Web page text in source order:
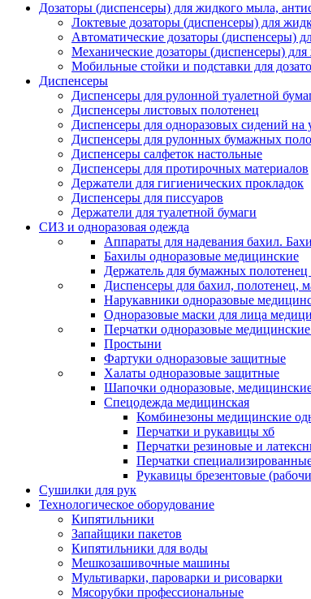
Дозаторы (диспенсеры) для жидкого мыла,
Локтевые дозаторы (диспенсеры) для
Автоматические дозаторы (диспенсеры)
Механические дозаторы (диспенсеры)
Мобильные стойки и подставки для
Диспенсеры
Диспенсеры для рулонной туалетной
Диспенсеры листовых полотенец
Диспенсеры для одноразовых сидений на
Диспенсеры для рулонных бумажных
Диспенсеры салфеток настольные
Диспенсеры для протирочных материалов
Держатели для гигиенических прокладок
Диспенсеры для писсуаров
Держатели для туалетной бумаги
СИЗ и одноразовая одежда
Аппараты для надевания бахил.
Бахилы одноразовые медицинские
Держатель для бумажных
Диспенсеры для бахил, полотенец,
Нарукавники одноразовые
Одноразовые маски для лица
Перчатки одноразовые
Простыни
Фартуки одноразовые защитные
Халаты одноразовые защитные
Шапочки одноразовые,
Спецодежда медицинская
Комбинезоны медицинские
Перчатки и рукавицы хб
Перчатки резиновые и
Перчатки
Рукавицы брезентовые
Сушилки для рук
Технологическое оборудование
Кипятильники
Запайщики пакетов
Кипятильники для воды
Мешкозашивочные машины
Мультиварки, пароварки и рисоварки
Мясорубки профессиональные